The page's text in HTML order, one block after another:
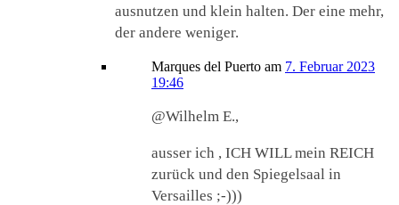
ausnutzen und klein halten. Der eine mehr,
der andere weniger.
Marques del Puerto am 7. Februar 2023
19:46
@Wilhelm E.,
ausser ich , ICH WILL mein REICH
zurück und den Spiegelsaal in
Versailles ;-)))